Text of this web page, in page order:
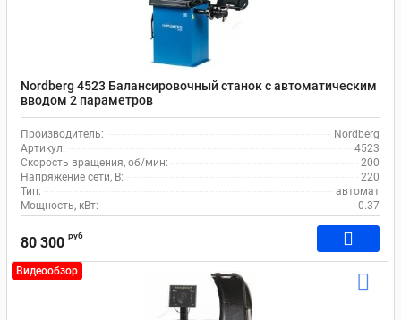
Nordberg 4523 Балансировочный станок с автоматическим
вводом 2 параметров
Производитель:
Nordberg
Артикул:
4523
Скорость вращения, об/мин:
200
Напряжение сети, В:
220
Тип:
автомат
Мощность, кВт:
0.37
80 300 руб
Видеообзор